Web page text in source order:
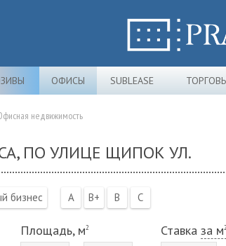
ОФИСЫ SUBLEASE
недвижимость
ПО УЛИЦЕ ЩИПОК УЛ.
бизнес A B+ B C
Площадь, м2 Ставка за м2